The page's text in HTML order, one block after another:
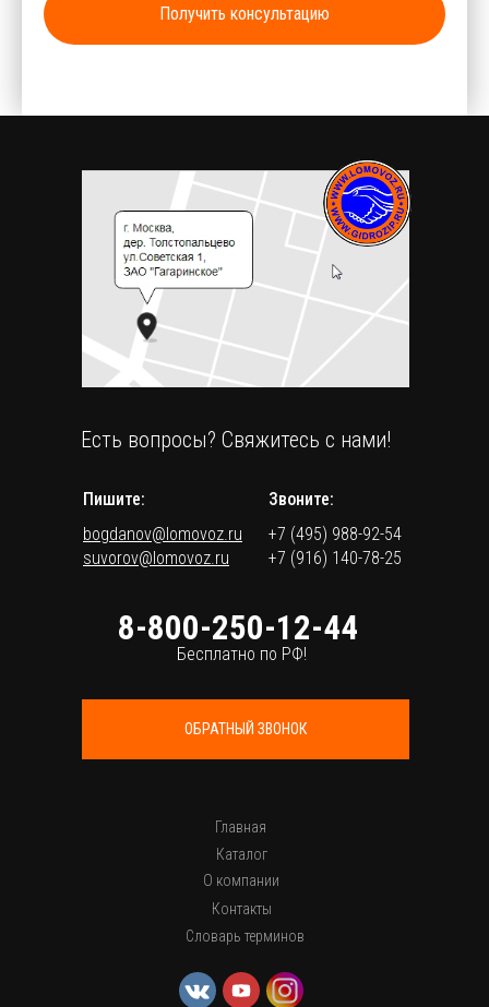
Получить консультацию
Есть вопросы? Свяжитесь с нами!
Пишите:
bogdanov@lomovoz.ru
suvorov@lomovoz.ru
Звоните:
+7 (495) 988-92-54
+7 (916) 140-78-25
8-800-250-12-44
Бесплатно по РФ!
ОБРАТНЫЙ ЗВОНОК
Словарь терминов
Главная
Каталог
О компании
Контакты